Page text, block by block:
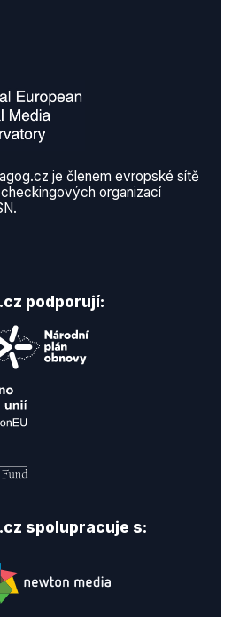
je členem evropské sítě
organizací
podporují:
spolupracuje s: